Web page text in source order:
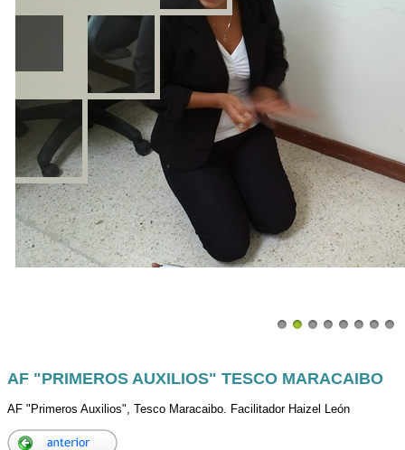
AF "PRIMEROS AUXILIOS" TESCO MARACAIBO
AF "Primeros Auxilios", Tesco Maracaibo. Facilitador Haizel León